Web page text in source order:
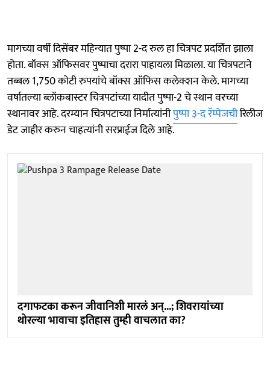
मागच्या वर्षी दिसेंबर महिन्यात पुष्पा 2-द रुल हा चित्रपट प्रदर्शित झाला
होता. बॉक्स ऑफिसवर पुष्पाचा दरारा पाहायला मिळाला. या चित्रपटाने
तब्बल 1,750 कोटी रुपयांचे बॉक्स ऑफिस कलेक्शन केले. मागच्या
वर्षातल्या ब्लॉकबास्टर चित्रपटांच्या यादीत पुष्पा-2 चे स्थान वरच्या
स्थानावर आहे. दरम्यान चित्रपटाच्या निर्मात्यांनीपुष्पा ३-द रॅम्पेजचीरिलीज
डेट जाहीर करुन चाहत्यांनी सरप्राईज दिले आहे.
दगाफटका करून जीवानिशी मारलं अन्...; शिवरायांच्या
थोरल्या भावाचा इतिहास तुम्ही वाचलात का?